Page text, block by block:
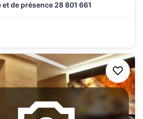
et de présence 28 801 661